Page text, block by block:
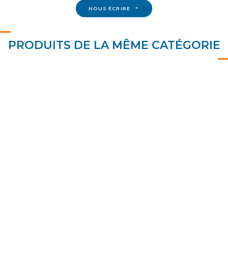
NOUS ÉCRIRE
PRODUITS DE LA MÊME CATÉGORIE